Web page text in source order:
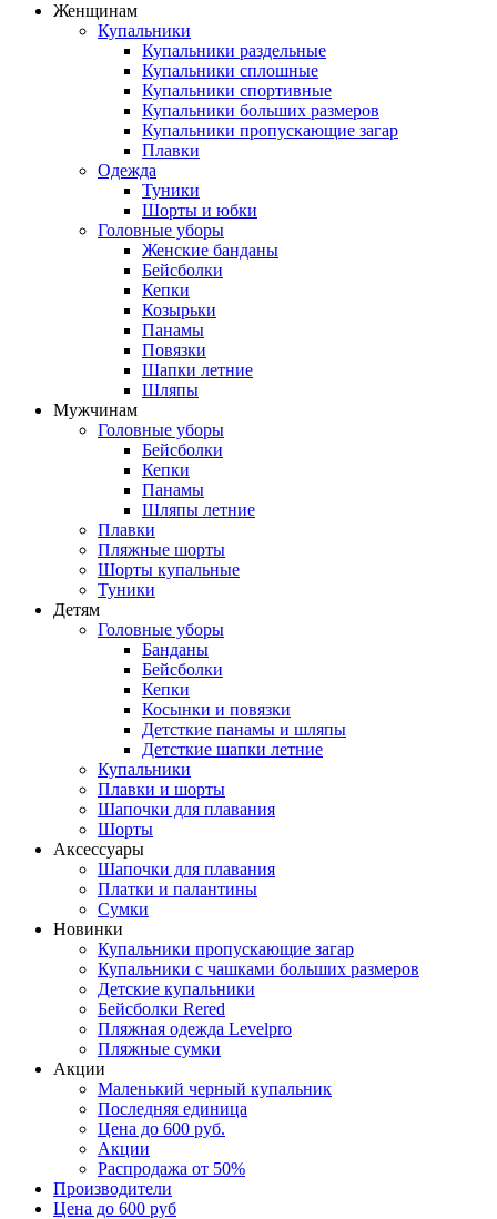
Женщинам
Купальники
Купальники раздельные
Купальники сплошные
Купальники спортивные
Купальники больших размеров
Купальники пропускающие загар
Плавки
Одежда
Туники
Шорты и юбки
Головные уборы
Женские банданы
Бейсболки
Кепки
Козырьки
Панамы
Повязки
Шапки летние
Шляпы
Мужчинам
Головные уборы
Бейсболки
Кепки
Панамы
Шляпы летние
Плавки
Пляжные шорты
Шорты купальные
Туники
Детям
Головные уборы
Банданы
Бейсболки
Кепки
Косынки и повязки
Детсткие панамы и шляпы
Детсткие шапки летние
Купальники
Плавки и шорты
Шапочки для плавания
Шорты
Аксессуары
Шапочки для плавания
Платки и палантины
Сумки
Новинки
Купальники пропускающие загар
Купальники с чашками больших размеров
Детские купальники
Бейсболки Rered
Пляжная одежда Levelpro
Пляжные сумки
Акции
Маленький черный купальник
Последняя единица
Цена до 600 руб.
Акции
Распродажа от 50%
Производители
Цена до 600 руб